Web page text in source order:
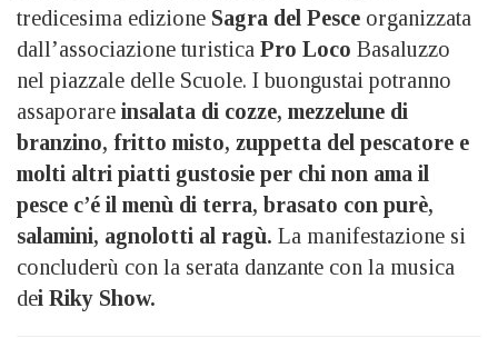
tredicesima edizione Sagra del Pesce organizzata
dall’associazione turistica Pro Loco Basaluzzo
nel piazzale delle Scuole. I buongustai potranno
assaporare insalata di cozze, mezzelune di
branzino, fritto misto, zuppetta del pescatore e
molti altri piatti gustosie per chi non ama il
pesce c’é il menù di terra, brasato con purè,
salamini, agnolotti al ragù. La manifestazione si
concluderù con la serata danzante con la musica
dei Riky Show.